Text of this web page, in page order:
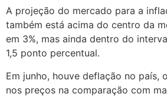
A projeção do mercado para a
também está acima do centro da
em 3%, mas ainda dentro do
1,5 ponto percentual.
Em junho, houve deflação no país,
nos preços na comparação com